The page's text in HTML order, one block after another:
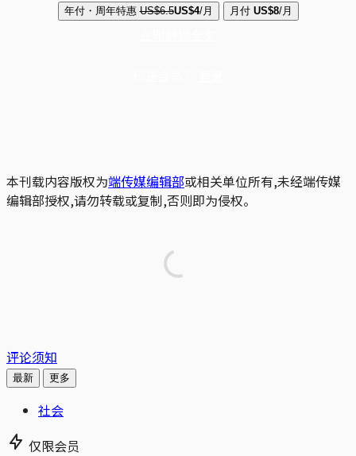
年付・周年特惠 US$6.5US$4/月 月付 US$8/月
本刊载内容版权为端传媒编辑部或相关单位所有,未经端传媒
编辑部授权,请勿转载或复制,否则即为侵权。
评论须知
最新 更多
社会
仅限会员